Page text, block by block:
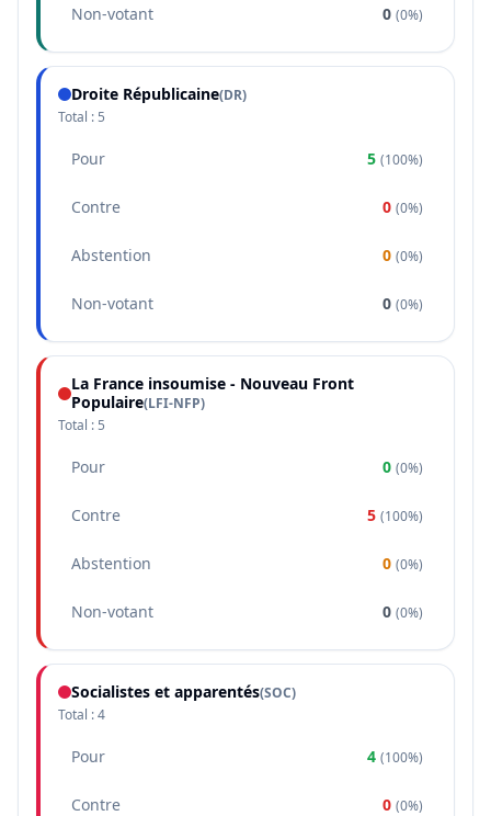
Non-votant 0 (0%)
Droite Républicaine(DR)
Total : 5
Pour 5 (100%)
Contre 0 (0%)
Abstention 0 (0%)
Non-votant 0 (0%)
La France insoumise - Nouveau Front
Populaire(LFI-NFP)
Total : 5
Pour 0 (0%)
Contre 5 (100%)
Abstention 0 (0%)
Non-votant 0 (0%)
Socialistes et apparentés(SOC)
Total :4
Pour 4 (100%)
Contre 0 (0%)